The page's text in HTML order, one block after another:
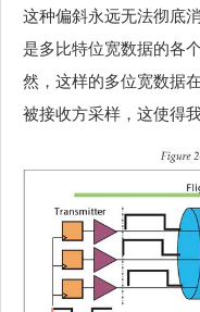
这种偏斜永远无法彻底
是多比特位宽数据的各
然，这样的多位宽数据
被接收方采样，这使得